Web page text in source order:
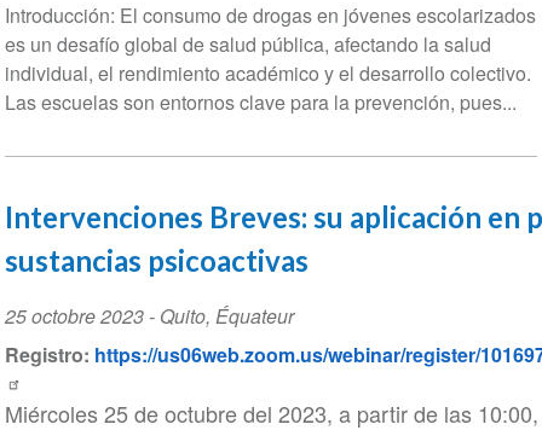
Introducción: El consumo de drogas en jóvenes escolarizados
es un desafío global de salud pública, afectando la salud
individual, el rendimiento académico y el desarrollo colectivo.
Las escuelas son entornos clave para la prevención, pues...
Intervenciones Breves: su aplicación en
sustancias psicoactivas
Event
Date
25 octobre 2023- Quito, Équateur
Registro: https://us06web.zoom.us/webinar/register/
Miércoles 25 de octubre del 2023, a partir de las